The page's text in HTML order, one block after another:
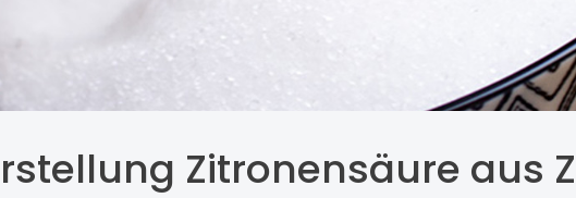
Zitronensäure aus